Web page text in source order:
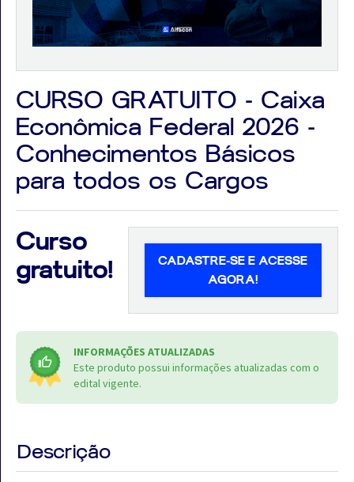
Aprovados
Notícias
Aulas
AO
GRATUITAS!
CURSO GRATUITO - Caixa
Econômica Federal 2026 -
Conhecimentos Básicos
para todos os Cargos
Curso
gratuito!
CADASTRE-SE E ACESSE
AGORA!
INFORMAÇÕES ATUALIZADAS
Este produto possui informações atualizadas com o
edital vigente.
Descrição